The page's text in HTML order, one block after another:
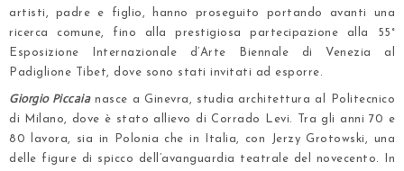
artisti, padre e figlio, hanno proseguito portando avanti una
ricerca comune, fino alla prestigiosa partecipazione alla 55°
Esposizione Internazionale d’Arte Biennale di Venezia al
Padiglione Tibet, dove sono stati invitati ad esporre.
Giorgio Piccaianasce a Ginevra, studia architettura al Politecnico
di Milano, dove è stato allievo di Corrado Levi. Tra gli anni 70 e
80 lavora, sia in Polonia che in Italia, con Jerzy Grotowski, una
delle figure di spicco dell’avanguardia teatrale del novecento. In